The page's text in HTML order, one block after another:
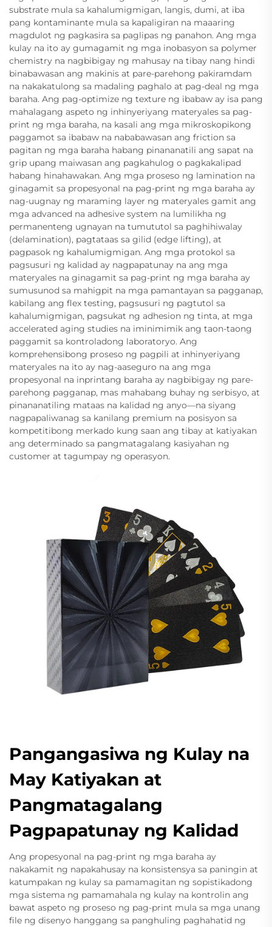
substrate mula sa kahalumigmigan, langis, dumi, at iba
pang kontaminante mula sa kapaligiran na maaaring
magdulot ng pagkasira sa paglipas ng panahon. Ang mga
kulay na ito ay gumagamit ng mga inobasyon sa polymer
chemistry na nagbibigay ng mahusay na tibay nang hindi
binabawasan ang makinis at pare-parehong pakiramdam
na nakakatulong sa madaling paghalo at pag-deal ng mga
baraha. Ang pag-optimize ng texture ng ibabaw ay isa pang
mahalagang aspeto ng inhinyeriyang materyales sa pag-
print ng mga baraha, na kasali ang mga mikroskopikong
paggamot sa ibabaw na nababawasan ang friction sa
pagitan ng mga baraha habang pinananatili ang sapat na
grip upang maiwasan ang pagkahulog o pagkakalipad
habang hinahawakan. Ang mga proseso ng lamination na
ginagamit sa propesyonal na pag-print ng mga baraha ay
nag-uugnay ng maraming layer ng materyales gamit ang
mga advanced na adhesive system na lumilikha ng
permanenteng ugnayan na tumututol sa paghihiwalay
(delamination), pagtataas sa gilid (edge lifting), at
pagpasok ng kahalumigmigan. Ang mga protokol sa
pagsusuri ng kalidad ay nagpapatunay na ang mga
materyales na ginagamit sa pag-print ng mga baraha ay
sumusunod sa mahigpit na mga pamantayan sa pagganap,
kabilang ang flex testing, pagsusuri ng pagtutol sa
kahalumigmigan, pagsukat ng adhesion ng tinta, at mga
accelerated aging studies na iminimimik ang taon-taong
paggamit sa kontroladong laboratoryo. Ang
komprehensibong proseso ng pagpili at inhinyeriyang
materyales na ito ay nag-aaseguro na ang mga
propesyonal na inprintang baraha ay nagbibigay ng pare-
parehong pagganap, mas mahabang buhay ng serbisyo, at
pinananatiling mataas na kalidad ng anyo—na siyang
nagpapaliwanag sa kanilang premium na posisyon sa
kompetitibong merkado kung saan ang tibay at katiyakan
ang determinado sa pangmatagalang kasiyahan ng
customer at tagumpay ng operasyon.
Pangangasiwa ng Kulay na
May Katiyakan at
Pangmatagalang
Pagpapatunay ng Kalidad
Ang propesyonal na pag-print ng mga baraha ay
nakakamit ng napakahusay na konsistensya sa paningin at
katumpakan ng kulay sa pamamagitan ng sopistikadong
mga sistema ng pamamahala ng kulay na kontrolin ang
bawat aspeto ng proseso ng pag-print mula sa mga unang
file ng disenyo hanggang sa panghuling paghahatid ng